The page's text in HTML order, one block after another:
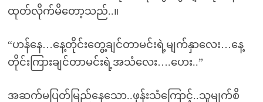
ထုတ်လိုက်မိတော့သည်..။
“ဟန်နေ…နေ့တိုင်းတွေ့ချင်တာမင်းရဲ့မျက်နှာလေး…နေ့
တိုင်းကြားချင်တာမင်းရဲ့အသံလေး….ဟေး..”
အဆက်မပြတ်မြည်နေသော..ဖုန်းသံကြောင့်..သူမျက်စိ